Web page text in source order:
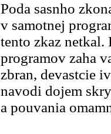
Poda sasnho
v samotnej
tento zkaz netkal.
programov zaha
zbran, devastcie
navodi dojem
a pouvania